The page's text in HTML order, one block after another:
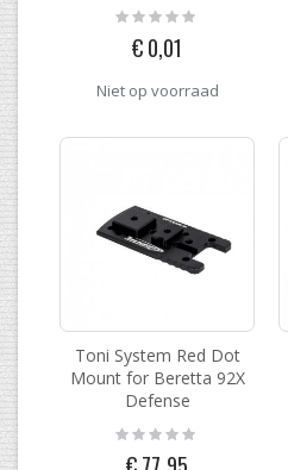
Rating:
0%
€ 0,01
Niet op voorraad
Toni System Red Dot
Mount for Beretta 92X
Defense
Rating: